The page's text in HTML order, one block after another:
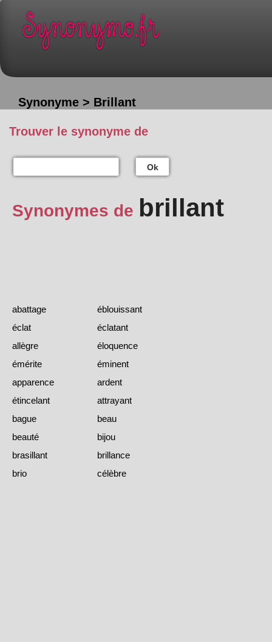
Synonyme > Brillant
Trouver le synonyme de
Ok
Synonymes de brillant
abattage
éblouissant
éclat
éclatant
allègre
éloquence
émérite
éminent
apparence
ardent
étincelant
attrayant
bague
beau
beauté
bijou
brasillant
brillance
brio
célèbre